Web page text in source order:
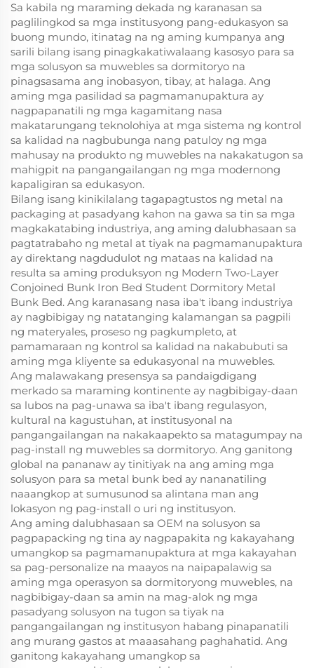
Sa kabila ng maraming dekada ng karanasan sa
paglilingkod sa mga institusyong pang-edukasyon sa
buong mundo, itinatag na ng aming kumpanya ang
sarili bilang isang pinagkakatiwalaang kasosyo para sa
mga solusyon sa muwebles sa dormitoryo na
pinagsasama ang inobasyon, tibay, at halaga. Ang
aming mga pasilidad sa pagmamanupaktura ay
nagpapanatili ng mga kagamitang nasa
makatarungang teknolohiya at mga sistema ng kontrol
sa kalidad na nagbubunga nang patuloy ng mga
mahusay na produkto ng muwebles na nakakatugon sa
mahigpit na pangangailangan ng mga modernong
kapaligiran sa edukasyon.
Bilang isang kinikilalang tagapagtustos ng metal na
packaging at pasadyang kahon na gawa sa tin sa mga
magkakatabing industriya, ang aming dalubhasaan sa
pagtatrabaho ng metal at tiyak na pagmamanupaktura
ay direktang nagdudulot ng mataas na kalidad na
resulta sa aming produksyon ng Modern Two-Layer
Conjoined Bunk Iron Bed Student Dormitory Metal
Bunk Bed. Ang karanasang nasa iba't ibang industriya
ay nagbibigay ng natatanging kalamangan sa pagpili
ng materyales, proseso ng pagkumpleto, at
pamamaraan ng kontrol sa kalidad na nakabubuti sa
aming mga kliyente sa edukasyonal na muwebles.
Ang malawakang presensya sa pandaigdigang
merkado sa maraming kontinente ay nagbibigay-daan
sa lubos na pag-unawa sa iba't ibang regulasyon,
kultural na kagustuhan, at institusyonal na
pangangailangan na nakakaapekto sa matagumpay na
pag-install ng muwebles sa dormitoryo. Ang ganitong
global na pananaw ay tinitiyak na ang aming mga
solusyon para sa metal bunk bed ay nananatiling
naaangkop at sumusunod sa alintana man ang
lokasyon ng pag-install o uri ng institusyon.
Ang aming dalubhasaan sa OEM na solusyon sa
pagpapacking ng tina ay nagpapakita ng kakayahang
umangkop sa pagmamanupaktura at mga kakayahan
sa pag-personalize na maayos na naipapalawig sa
aming mga operasyon sa dormitoryong muwebles, na
nagbibigay-daan sa amin na mag-alok ng mga
pasadyang solusyon na tugon sa tiyak na
pangangailangan ng institusyon habang pinapanatili
ang murang gastos at maaasahang paghahatid. Ang
ganitong kakayahang umangkop sa